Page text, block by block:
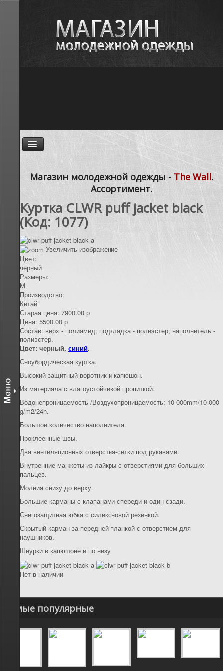
АССОРТИМЕНТ
КОНТАКТЫ
Магазин молодежной одежды - The Wall.
Ассортимент.
Куртка CLWR puff jacket black
(Код: 1077)
Увеличить изображение
Цвет:
черный
Размеры:
M
Производство:
Китай
Старая цена: 7900.00 р
Цена: 5500.00 р
Состав: верх - полиамид; подкладка - полиэстер; наполнитель -
полиэстер.
Цвет: черный, синий.
Сноубордическая куртка.
Высокий защитный воротник и капюшон.
Из материала с влагоустойчивой пропиткой.
Водонепроницаемость /Воздухопроницаемость: 10 000mm/10 000
g/m2/24h.
Большое количество наполнителя.
Проклеенные швы.
Два вентиляционных отверстия-сетки под рукавами.
Внутренние манжеты из лайкры с отверстиями для больших
пальцев.
Молния снизу до верху.
Большие карманы с клапанами спереди и один сзади.
Снегозащитная юбка с силиконовой резинкой.
Скрытый карман за передней планкой с отверстием для
наушников.
Шнурки в капюшоне и по низу
Нет в наличии
Самые популярные